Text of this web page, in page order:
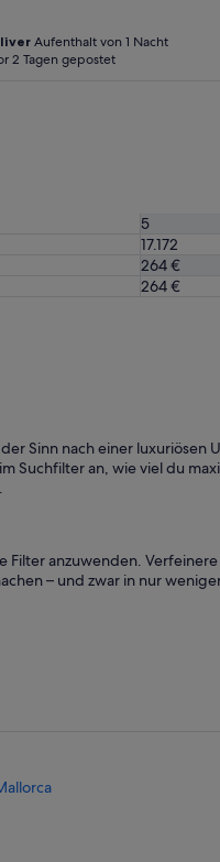
Aufenthalt von 1 Nacht
2 Tagen gepostet
5
17.172
264 €
264 €
Sinn nach einer luxuriösen
Suchfilter an, wie viel du
anzuwenden.
– und zwar in nur